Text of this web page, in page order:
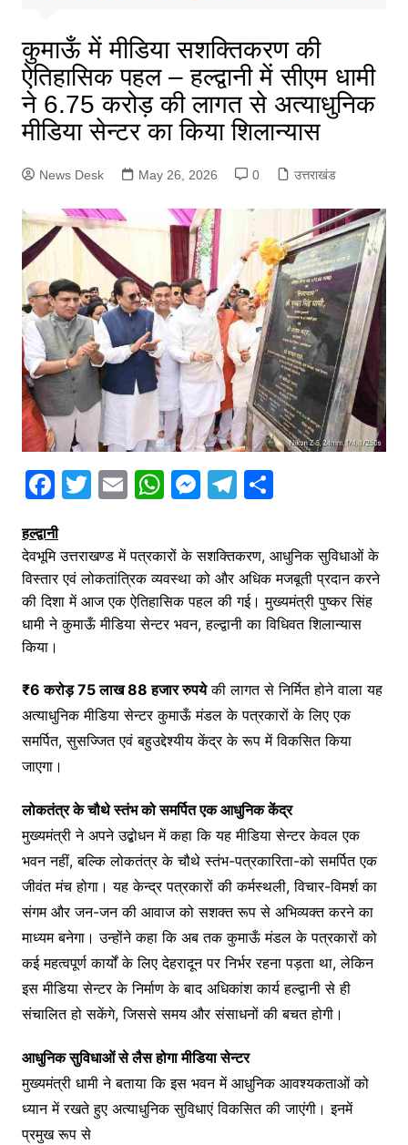
कुमाऊँ में मीडिया सशक्तिकरण की
ऐतिहासिक पहल – हल्द्वानी में सीएम धामी
ने 6.75 करोड़ की लागत से अत्याधुनिक
मीडिया सेन्टर का किया शिलान्यास
News Desk May 26, 2026 0 उत्तराखंड
F
c
e
b
o
o
k
T
itt
er
E
ai
l
W
at
s
A
p
M
s
s
e
n
er
T
e
gr
a
m
S
ar
e
हल्द्वानी
देवभूमि उत्तराखण्ड में पत्रकारों के सशक्तिकरण, आधुनिक सुविधाओं के
विस्तार एवं लोकतांत्रिक व्यवस्था को और अधिक मजबूती प्रदान करने
की दिशा में आज एक ऐतिहासिक पहल की गई। मुख्यमंत्री पुष्कर सिंह
धामी ने कुमाऊँ मीडिया सेन्टर भवन, हल्द्वानी का विधिवत शिलान्यास
किया।
₹6 करोड़ 75 लाख 88 हजार रुपयेकी लागत से निर्मित होने वाला यह
अत्याधुनिक मीडिया सेन्टर कुमाऊँ मंडल के पत्रकारों के लिए एक
समर्पित, सुसज्जित एवं बहुउद्देश्यीय केंद्र के रूप में विकसित किया
जाएगा।
लोकतंत्र के चौथे स्तंभ को समर्पित एक आधुनिक केंद्र
मुख्यमंत्री ने अपने उद्बोधन में कहा कि यह मीडिया सेन्टर केवल एक
भवन नहीं, बल्कि लोकतंत्र के चौथे स्तंभ-पत्रकारिता-को समर्पित एक
जीवंत मंच होगा। यह केन्द्र पत्रकारों की कर्मस्थली, विचार-विमर्श का
संगम और जन-जन की आवाज को सशक्त रूप से अभिव्यक्त करने का
माध्यम बनेगा। उन्होंने कहा कि अब तक कुमाऊँ मंडल के पत्रकारों को
कई महत्वपूर्ण कार्यों के लिए देहरादून पर निर्भर रहना पड़ता था, लेकिन
इस मीडिया सेन्टर के निर्माण के बाद अधिकांश कार्य हल्द्वानी से ही
संचालित हो सकेंगे, जिससे समय और संसाधनों की बचत होगी।
आधुनिक सुविधाओं से लैस होगा मीडिया सेन्टर
मुख्यमंत्री धामी ने बताया कि इस भवन में आधुनिक आवश्यकताओं को
ध्यान में रखते हुए अत्याधुनिक सुविधाएं विकसित की जाएंगी। इनमें
प्रमुख रूप से